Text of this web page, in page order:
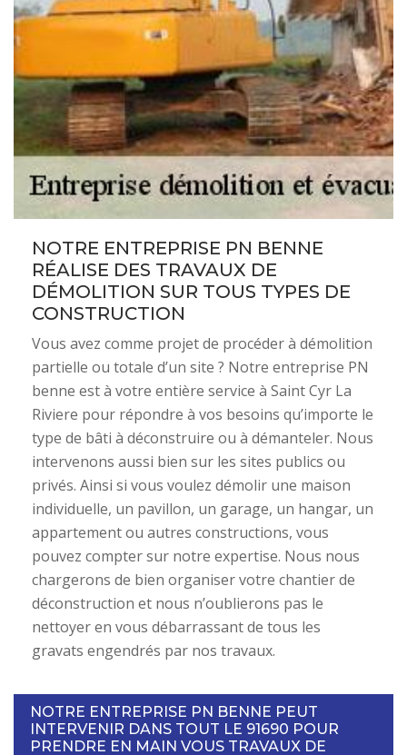
NOTRE ENTREPRISE PN BENNE
RÉALISE DES TRAVAUX DE
DÉMOLITION SUR TOUS TYPES DE
CONSTRUCTION
Vous avez comme projet de procéder à démolition
partielle ou totale d’un site ? Notre entreprise PN
benne est à votre entière service à Saint Cyr La
Riviere pour répondre à vos besoins qu’importe le
type de bâti à déconstruire ou à démanteler. Nous
intervenons aussi bien sur les sites publics ou
privés. Ainsi si vous voulez démolir une maison
individuelle, un pavillon, un garage, un hangar, un
appartement ou autres constructions, vous
pouvez compter sur notre expertise. Nous nous
chargerons de bien organiser votre chantier de
déconstruction et nous n’oublierons pas le
nettoyer en vous débarrassant de tous les
gravats engendrés par nos travaux.
NOTRE ENTREPRISE PN BENNE PEUT
INTERVENIR DANS TOUT LE 91690 POUR
PRENDRE EN MAIN VOUS TRAVAUX DE